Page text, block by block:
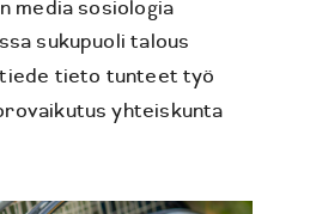
media sosiologia
sukupuoli talous
tiede tieto tunteet työ
yhteiskunta